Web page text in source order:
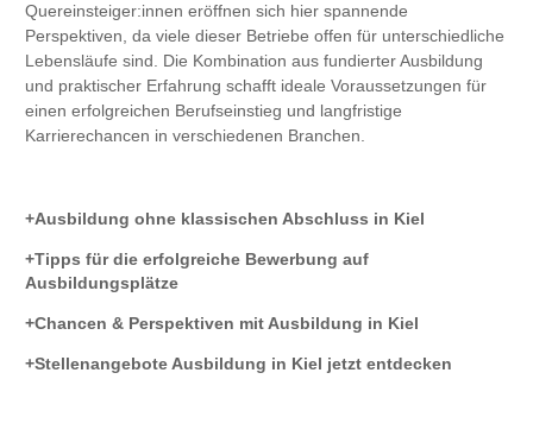
Quereinsteiger:innen eröffnen sich hier spannende
Perspektiven, da viele dieser Betriebe offen für unterschiedliche
Lebensläufe sind. Die Kombination aus fundierter Ausbildung
und praktischer Erfahrung schafft ideale Voraussetzungen für
einen erfolgreichen Berufseinstieg und langfristige
Karrierechancen in verschiedenen Branchen.
Ausbildung ohne klassischen Abschluss in Kiel
Tipps für die erfolgreiche Bewerbung auf
Ausbildungsplätze
Chancen & Perspektiven mit Ausbildung in Kiel
Stellenangebote Ausbildung in Kiel jetzt entdecken